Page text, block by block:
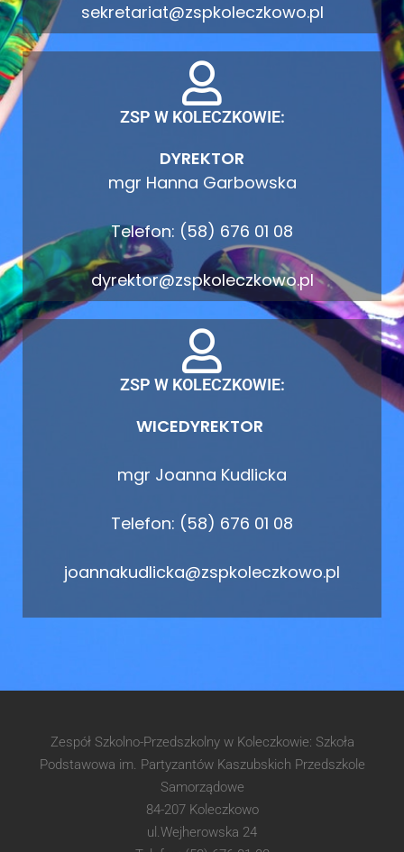
sekretariat@zspkoleczkowo.pl
ZSP W KOLECZKOWIE:
DYREKTOR
mgr Hanna Garbowska
Telefon: (58) 676 01 08
dyrektor@zspkoleczkowo.pl
ZSP W KOLECZKOWIE:
WICEDYREKTOR
mgr Joanna Kudlicka
Telefon: (58) 676 01 08
joannakudlicka@zspkoleczkowo.pl
Zespół Szkolno-Przedszkolny w Koleczkowie: Szkoła
Podstawowa im. Partyzantów Kaszubskich Przedszkole
Samorządowe
84-207 Koleczkowo
ul.Wejherowska 24